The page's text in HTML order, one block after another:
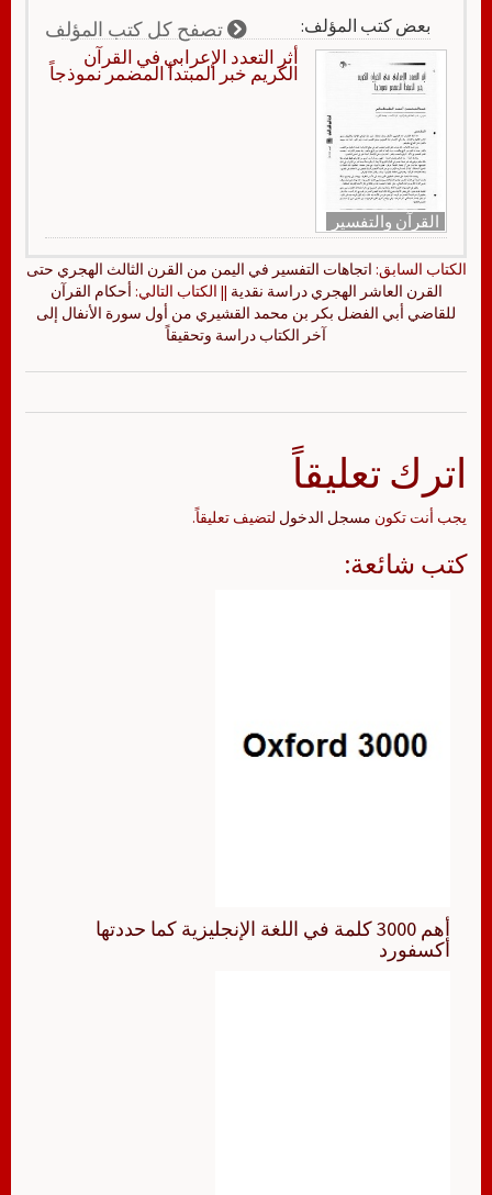
بعض كتب المؤلف: تصفح كل كتب المؤلف
القرآن والتفسير
أثر التعدد الإعرابي في القرآن
الكريم خبر المبتدأ المضمر نموذجاً
الكتاب السابق: اتجاهات التفسير في اليمن من القرن الثالث الهجري حتى
القرن العاشر الهجري دراسة نقدية || الكتاب التالي: أحكام القرآن
للقاضي أبي الفضل بكر بن محمد القشيري من أول سورة الأنفال إلى
آخر الكتاب دراسة وتحقيقاً
اترك تعليقاً
يجب أنت تكون مسجل الدخول لتضيف تعليقاً.
كتب شائعة:
أهم 3000 كلمة في اللغة الإنجليزية كما حددتها
أكسفورد